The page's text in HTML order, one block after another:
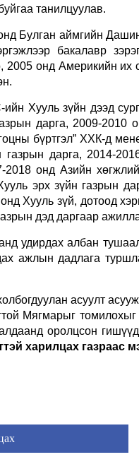
танилцуулав.
Булган аймгийн
бакалавр
2005 онд Америкийн
Хууль зүйн дээд
дарга, 2009-2010
бүртгэл” ХХК-д
газрын дарга, 2014-
2018 онд Азийн
эрх зүйн газрын
Хууль зүй, дотоод
дэд даргаар
удирдах албан
ажлын дадлага
асуулт
Мягмарыг
оролцсон
харилцах газраас